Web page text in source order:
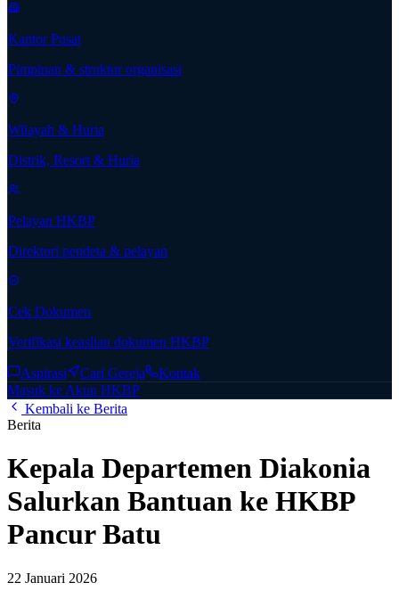
Kantor Pusat
Pimpinan & struktur organisasi
Wilayah & Huria
Distrik, Resort & Huria
Pelayan HKBP
Direktori pendeta & pelayan
Cek Dokumen
Verifikasi keaslian dokumen HKBP
Aspirasi Cari Gereja
Kontak
Masuk ke Akun HKBP
Kembali ke Berita
Berita
Kepala Departemen Diakonia
Salurkan Bantuan ke HKBP
Pancur Batu
22 Januari 2026